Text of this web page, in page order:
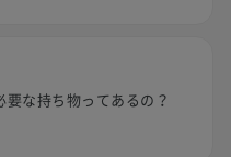
要な持ち物ってあるの？